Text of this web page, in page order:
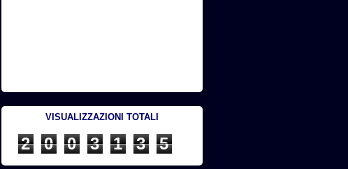
VISUALIZZAZIONI TOTALI
2 0 0 3 1 3 5